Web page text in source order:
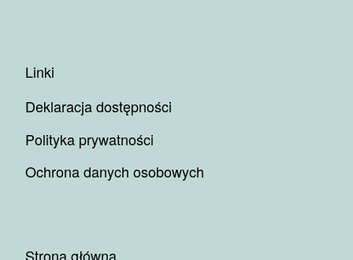
Linki
Deklaracja dostępności
Polityka prywatności
Ochrona danych osobowych
Strona główna